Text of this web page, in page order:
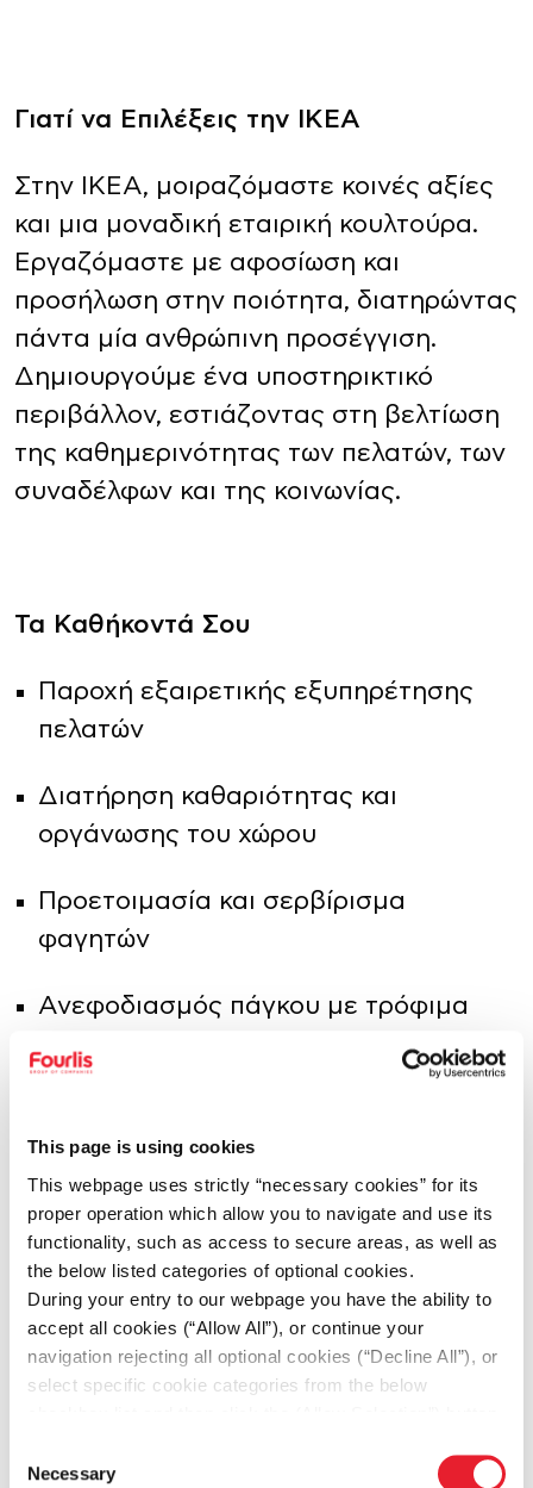
This page is using cookies
This webpage uses strictly “necessary cookies” for its
proper operation which allow you to navigate and use its
functionality, such as access to secure areas, as well as
the below listed categories of optional cookies.
During your entry to our webpage you have the ability to
accept all cookies (“Allow All”), or continue your
navigation rejecting all optional cookies (“Decline All”), or
select specific cookie categories from the below
refer to our
Selection
Necessary
Γιατί να Επιλέξεις την ΙΚΕΑ
Στην ΙΚΕΑ, μοιραζόμαστε κοινές αξίες
και μια μοναδική εταιρική κουλτούρα.
Εργαζόμαστε με αφοσίωση και
προσήλωση στην ποιότητα, διατηρώντας
πάντα μία ανθρώπινη προσέγγιση.
Δημιουργούμε ένα υποστηρικτικό
περιβάλλον, εστιάζοντας στη βελτίωση
της καθημερινότητας των πελατών, των
συναδέλφων και της κοινωνίας.
Τα Καθήκοντά Σου
Παροχή εξαιρετικής εξυπηρέτησης
πελατών
Διατήρηση καθαριότητας και
οργάνωσης του χώρου
Προετοιμασία και σερβίρισμα
φαγητών
Ανεφοδιασμός πάγκου με τρόφιμα
Εφαρμογή προδιαγραφών ποιότητας
Συνεργασία και τήρηση των
χρονοδιαγραμμάτων της εταιρείας
Τα Προσόντα Σου
• Απολυτήριο Λυκείου